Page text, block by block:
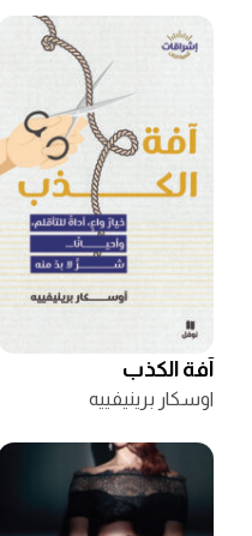
آفة الكذب
اوسكار برينيفييه